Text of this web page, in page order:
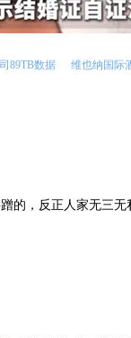
89TB数据 维也纳国际
的，反正人家无三无